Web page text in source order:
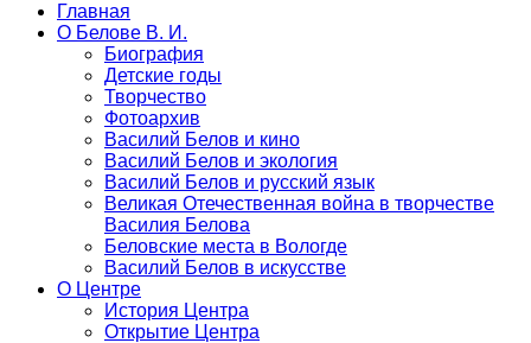
Главная
О Белове В. И.
Биография
Детские годы
Творчество
Фотоархив
Василий Белов и кино
Василий Белов и экология
Василий Белов и русский язык
Великая Отечественная война в творчестве
Василия Белова
Беловские места в Вологде
Василий Белов в искусстве
О Центре
История Центра
Открытие Центра